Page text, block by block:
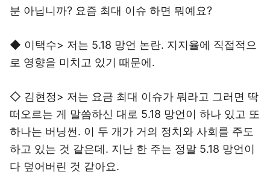
분 아닙니까? 요즘 최대 이슈 하면 뭐예요?
◆ 이택수> 저는 5.18 망언 논란. 지지율에 직접적으
로 영향을 미치고 있기 때문에.
◇ 김현정> 저는 요금 최대 이슈가 뭐라고 그러면 딱
떠오르는 게 말씀하신 대로 5.18 망언이 하나 있고 또
하나는 버닝썬. 이 두 개가 거의 정치와 사회를 주도
하고 있는 것 같은데. 지난 한 주는 정말 5.18 망언이
다 덮어버린 것 같아요.